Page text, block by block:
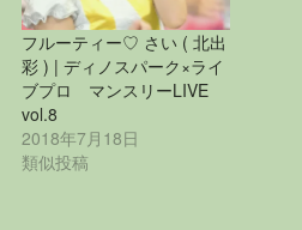
フルーティー♡ さい ( 北出
彩 ) | ディノスパーク×ライ
ブプロ マンスリーLIVE
vol.8
2018年7月18日
類似投稿